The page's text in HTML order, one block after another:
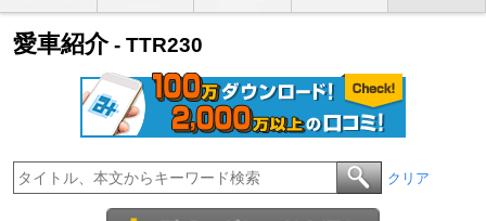
愛車紹介- TTR230
クリア